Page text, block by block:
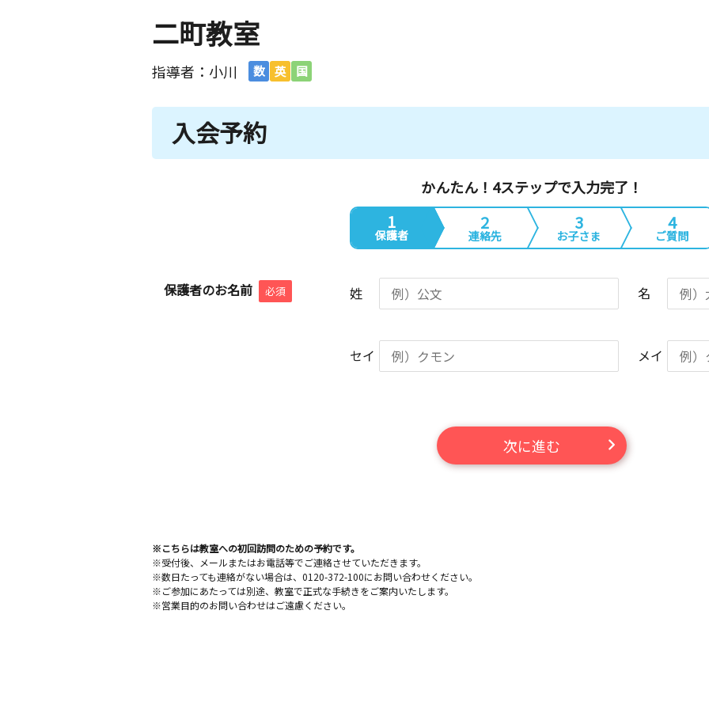
二町教室
指導者：小川 数 英 国
入会予約
かんたん！4ステップで入力完了！
1
保護者
2
連絡先
3
お子さま
4
ご質問
保護者のお名前 必須 姓 名
セイ メイ
次に進む
※こちらは教室への初回訪問のための予約です。
※受付後、メールまたはお電話等でご連絡させていただきます。
※数日たっても連絡がない場合は、0120-372-100にお問い合わせください。
※ご参加にあたっては別途、教室で正式な手続きをご案内いたします。
※営業目的のお問い合わせはご遠慮ください。